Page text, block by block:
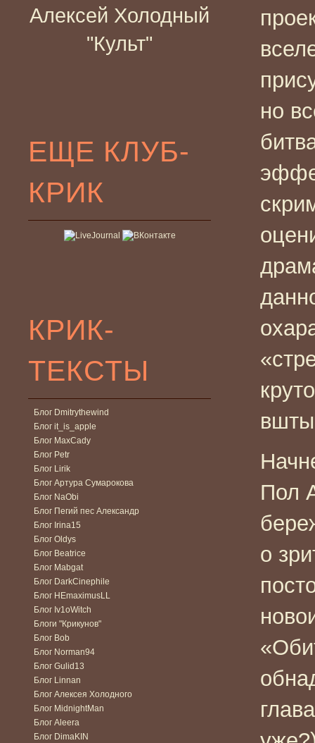
Алексей Холодный
"Культ"
ЕЩЕ КЛУБ-
КРИК
КРИК-
ТЕКСТЫ
Блог Dmitrythewind
Блог it_is_apple
Блог MaxCady
Блог Petr
Блог Lirik
Блог Артура Сумарокова
Блог NaObi
Блог Пегий пес Александр
Блог Irina15
Блог Oldys
Блог Beatrice
Блог Mabgat
Блог DarkCinephile
Блог HEmaximusLL
Блог Iv1oWitch
Блоги "Крикунов"
Блог Bob
Блог Norman94
Блог Gulid13
Блог Linnan
Блог Алексея Холодного
Блог MidnightMan
Блог Aleera
Блог DimaKIN
но
Пол
о